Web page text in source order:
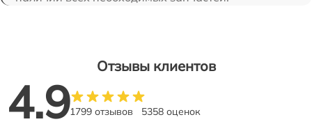
Отзывы клиентов
4.91799 отзывов 5358 оценок